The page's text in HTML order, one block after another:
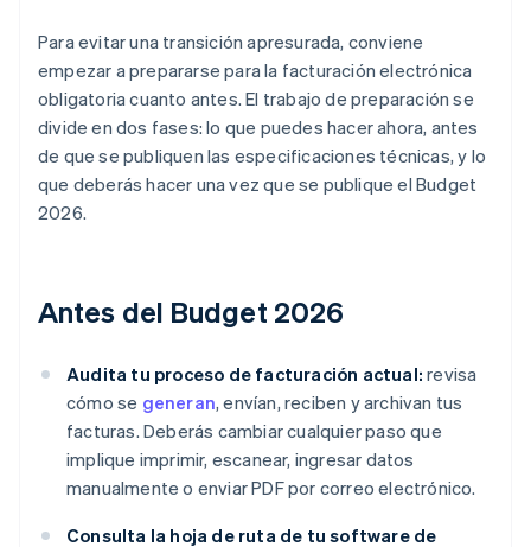
Para evitar una transición apresurada, conviene
empezar a prepararse para la facturación electrónica
obligatoria cuanto antes. El trabajo de preparación se
divide en dos fases: lo que puedes hacer ahora, antes
de que se publiquen las especificaciones técnicas, y lo
que deberás hacer una vez que se publique el Budget
2026.
Antes del Budget 2026
Audita tu proceso de facturación actual: revisa
cómo se generan, envían, reciben y archivan tus
facturas. Deberás cambiar cualquier paso que
implique imprimir, escanear, ingresar datos
manualmente o enviar PDF por correo electrónico.
Consulta la hoja de ruta de tu software de